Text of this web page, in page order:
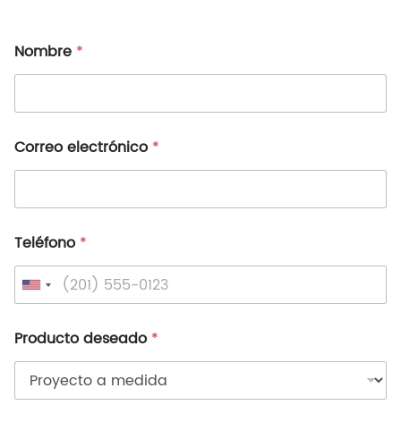
Nombre *
Correo electrónico *
Teléfono *
Producto deseado *